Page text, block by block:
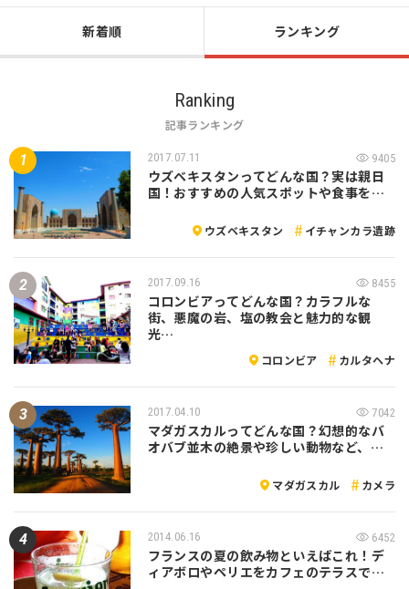
新着順 ランキング
Ranking
記事ランキング
2017.07.11 9405
ウズベキスタンってどんな国？実は親日
国！おすすめの人気スポットや食事を…
ウズベキスタン イチャンカラ遺跡
2017.09.16 8455
コロンビアってどんな国？カラフルな
街、悪魔の岩、塩の教会と魅力的な観
光…
コロンビア カルタヘナ
2017.04.10 7042
マダガスカルってどんな国？幻想的なバ
オバブ並木の絶景や珍しい動物など、…
マダガスカル カメラ
2014.06.16 6452
フランスの夏の飲み物といえばこれ！デ
ィアボロやペリエをカフェのテラスで…